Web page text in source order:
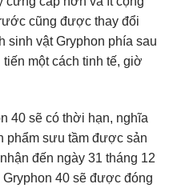
cũng được thay đổi
sinh vật Gryphon phía sau
một cách tinh tế, giờ
40 sẽ có thời hạn, nghĩa
phẩm sưu tầm được sản
đến ngày 31 tháng 12
40 sẽ được đóng